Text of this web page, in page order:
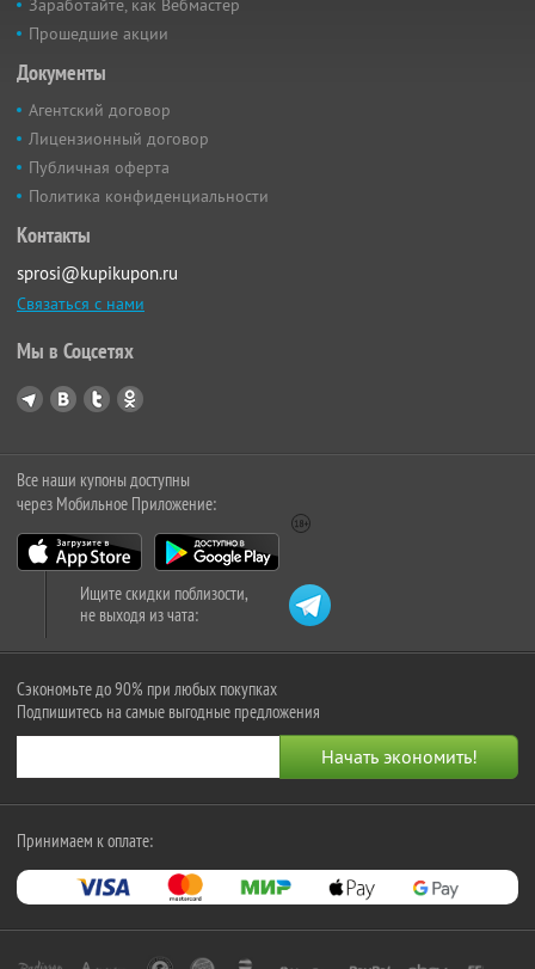
Заработайте, как Вебмастер
Прошедшие акции
Документы
Агентский договор
Лицензионный договор
Публичная оферта
Политика конфиденциальности
Контакты
sprosi@kupikupon.ru
Связаться с нами
Мы в Соцсетях
Все наши купоны доступны
через Мобильное Приложение:
Ищите скидки поблизости,
не выходя из чата:
Сэкономьте до 90% при любых покупках
Подпишитесь на самые выгодные предложения
Принимаем к оплате: